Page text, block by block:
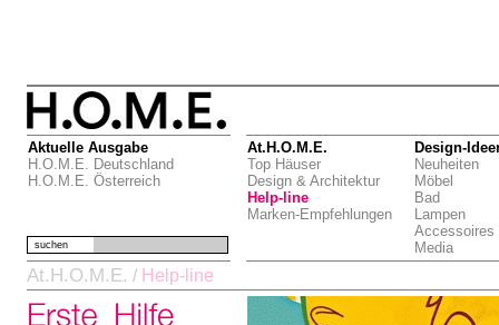
Aktuelle Ausgabe
H.O.M.E. Deutschland
H.O.M.E. Österreich
At.H.O.M.E.
Top Häuser
Design & Architektur
Help-line
Marken-Empfehlungen
Design-
Neuheiten
Möbel
Bad
Lampen
Accessoires
Media
suchen
At.H.O.M.E. / Help-line